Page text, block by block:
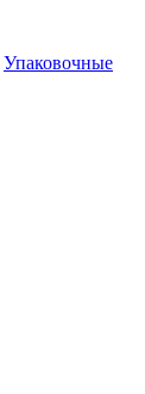
Упаковочные